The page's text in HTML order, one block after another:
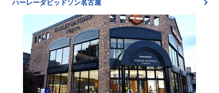
ハーレーダビッドソン名古屋